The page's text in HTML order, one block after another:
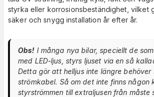
styrka eller korrosionsbeständighet, vilket
säker och snygg installation år efter år.
Obs! I många nya bilar, speciellt de
med LED-ljus, styrs ljuset via en så
Detta gör att helljus inte längre behöver
strömkabel. Så om det inte finns någon
styrströmmen till extraljusen från måste